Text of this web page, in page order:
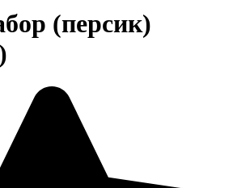
(персик)